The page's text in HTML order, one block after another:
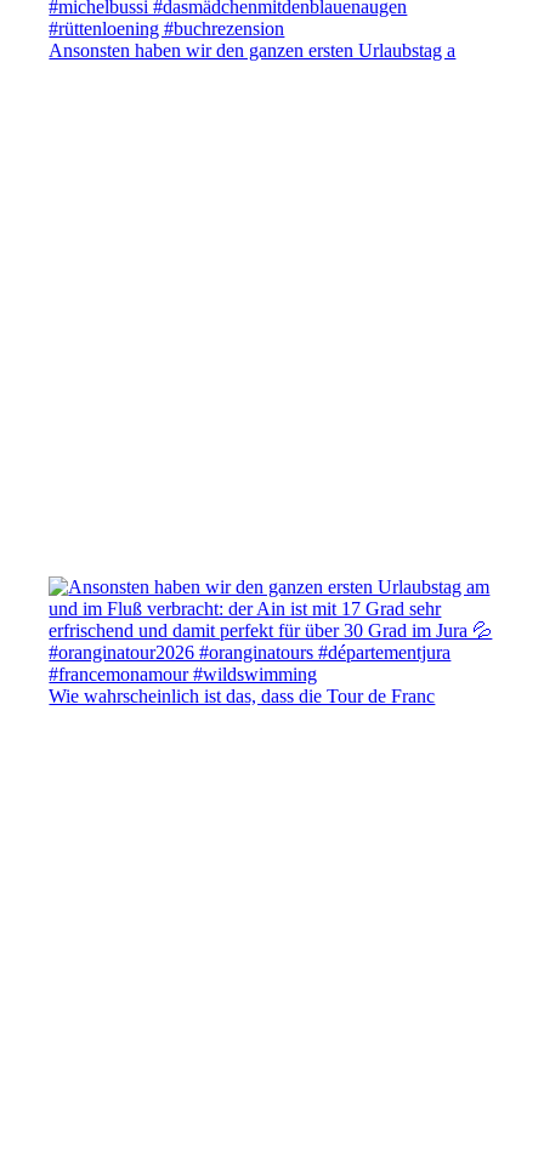
Ansonsten haben wir den ganzen ersten Urlaubstag a
Wie wahrscheinlich ist das, dass die Tour de Franc